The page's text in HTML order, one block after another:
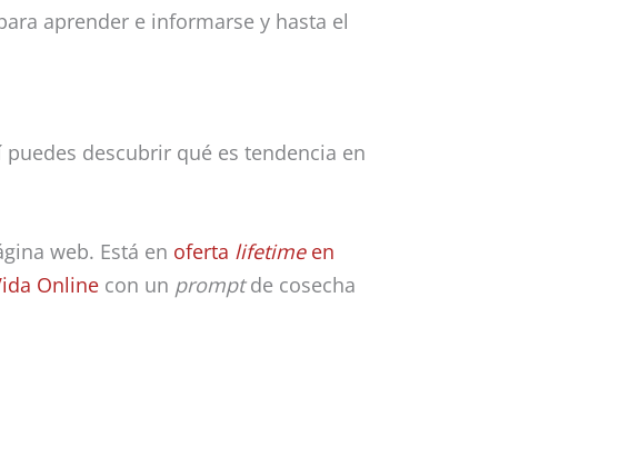
aprender e informarse y hasta el
descubrir qué es tendencia en
web. Está en oferta lifetimeen
Online con un promptde cosecha